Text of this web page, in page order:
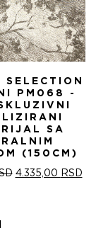
SELECTION
PM068 -
SA
(150CM)
ОРИГИНАЛНА
4.335,00 RSD